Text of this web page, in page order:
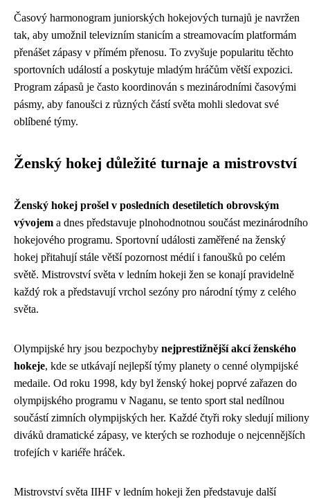
Časový harmonogram juniorských hokejových turnajů je navržen
tak, aby umožnil televizním stanicím a streamovacím platformám
přenášet zápasy v přímém přenosu. To zvyšuje popularitu těchto
sportovních událostí a poskytuje mladým hráčům větší expozici.
Program zápasů je často koordinován s mezinárodními časovými
pásmy, aby fanoušci z různých částí světa mohli sledovat své
oblíbené týmy.
Ženský hokej důležité turnaje a mistrovství
Ženský hokej prošel v posledních desetiletích obrovským
vývojem a dnes představuje plnohodnotnou součást mezinárodního
hokejového programu. Sportovní události zaměřené na ženský
hokej přitahují stále větší pozornost médií i fanoušků po celém
světě. Mistrovství světa v ledním hokeji žen se konají pravidelně
každý rok a představují vrchol sezóny pro národní týmy z celého
světa.
Olympijské hry jsou bezpochyby nejprestižnější akcí ženského
hokeje, kde se utkávají nejlepší týmy planety o cenné olympijské
medaile. Od roku 1998, kdy byl ženský hokej poprvé zařazen do
olympijského programu v Naganu, se tento sport stal nedílnou
součástí zimních olympijských her. Každé čtyři roky sledují miliony
diváků dramatické zápasy, ve kterých se rozhoduje o nejcennějších
trofejích v kariéře hráček.
Mistrovství světa IIHF v ledním hokeji žen představuje další